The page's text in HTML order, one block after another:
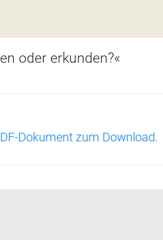
oder erkunden?«
Dokument zum Download.